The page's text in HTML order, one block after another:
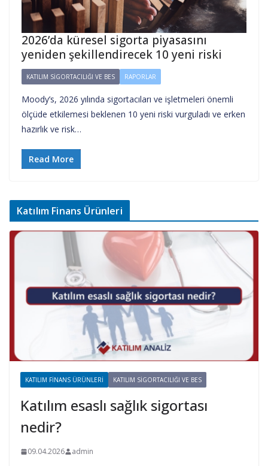
2026’da küresel sigorta piyasasını
yeniden şekillendirecek 10 yeni riski
KATILIM SIGORTACILIĞI VE BES RAPORLAR
Moody’s, 2026 yılında sigortacıları ve işletmeleri önemli
ölçüde etkilemesi beklenen 10 yeni riski vurguladı ve erken
hazırlık ve risk…
Read More
Katılım Finans Ürünleri
KATILIM FINANS ÜRÜNLERI KATILIM SIGORTACILIĞI VE BES
Katılım esaslı sağlık sigortası
nedir?
09.04.2026 admin